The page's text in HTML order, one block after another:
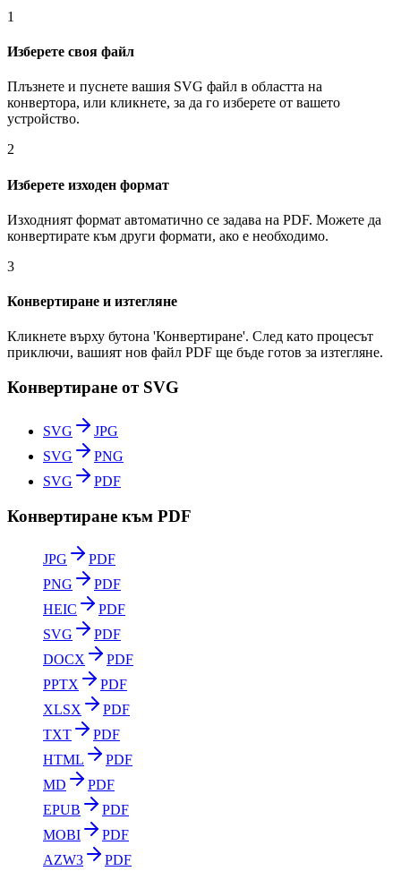
1
Изберете своя файл
Плъзнете и пуснете вашия SVG файл в областта на
конвертора, или кликнете, за да го изберете от вашето
устройство.
2
Изберете изходен формат
Изходният формат автоматично се задава на PDF. Можете да
конвертирате към други формати, ако е необходимо.
3
Конвертиране и изтегляне
Кликнете върху бутона 'Конвертиране'. След като процесът
приключи, вашият нов файл PDF ще бъде готов за изтегляне.
Конвертиране от SVG
SVG
JPG
SVG
PNG
SVG
PDF
Конвертиране към PDF
JPG
PDF
PNG
PDF
HEIC
PDF
SVG
PDF
DOCX
PDF
PPTX
PDF
XLSX
PDF
TXT
PDF
HTML
PDF
MD
PDF
EPUB
PDF
MOBI
PDF
AZW3
PDF